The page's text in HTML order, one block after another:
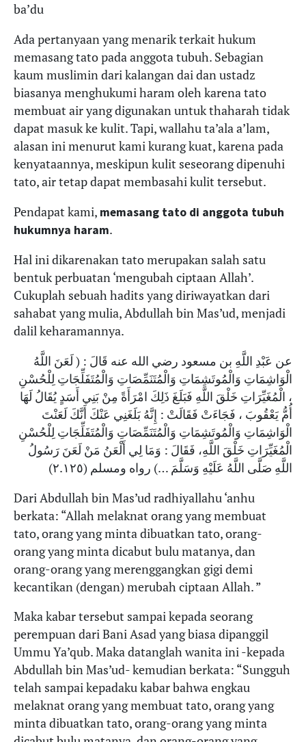
ba’du
Ada pertanyaan yang menarik terkait hukum
memasang tato pada anggota tubuh. Sebagian
kaum muslimin dari kalangan dai dan ustadz
biasanya menghukumi haram oleh karena tato
membuat air yang digunakan untuk thaharah tidak
dapat masuk ke kulit. Tapi, wallahu ta’ala a’lam,
alasan ini menurut kami kurang kuat, karena pada
kenyataannya, meskipun kulit seseorang dipenuhi
tato, air tetap dapat membasahi kulit tersebut.
Pendapat kami, memasang tato di anggota tubuh
hukumnya haram.
Hal ini dikarenakan tato merupakan salah satu
bentuk perbuatan ‘mengubah ciptaan Allah’.
Cukuplah sebuah hadits yang diriwayatkan dari
sahabat yang mulia, Abdullah bin Mas’ud, menjadi
dalil keharamannya.
عن عَبْدِ اللَّهِ بن مسعود رضي الله عنه قَالَ : ( لَعَنَ اللَّهُ
الْوَاشِمَاتِ وَالْمُوتَشِمَاتِ وَالْمُتَنَمِّصَاتِ وَالْمُتَفَلِّجَاتِ لِلْحُسْنِ
، الْمُغَيِّرَاتِ خَلْقَ اللَّهِ فَبَلَغَ ذَلِكَ امْرَأَةً مِنْ بَنِي أَسَدٍ يُقَالُ لَهَا
أُمُّ يَعْقُوبَ ، فَجَاءَتْ فَقَالَتْ : إِنَّهُ بَلَغَنِي عَنْكَ أَنَّكَ لَعَنْتَ
الْوَاشِمَاتِ وَالْمُوتَشِمَاتِ وَالْمُتَنَمِّصَاتِ وَالْمُتَفَلِّجَاتِ لِلْحُسْنِ
الْمُغَيِّرَاتِ خَلْقَ اللَّهِ، فَقَالَ : وَمَا لِي أَلْعَنُ مَنْ لَعَنَ رَسُولُ
اللَّهِ صَلَّى اللَّهُ عَلَيْهِ وَسَلَّمَ …) رواه ومسلم (٢.١٢٥)
Dari Abdullah bin Mas’ud radhiyallahu ‘anhu
berkata: “Allah melaknat orang yang membuat
tato, orang yang minta dibuatkan tato, orang-
orang yang minta dicabut bulu matanya, dan
orang-orang yang merenggangkan gigi demi
kecantikan (dengan) merubah ciptaan Allah. ”
Maka kabar tersebut sampai kepada seorang
perempuan dari Bani Asad yang biasa dipanggil
Ummu Ya’qub. Maka datanglah wanita ini -kepada
Abdullah bin Mas’ud- kemudian berkata: “Sungguh
telah sampai kepadaku kabar bahwa engkau
melaknat orang yang membuat tato, orang yang
minta dibuatkan tato, orang-orang yang minta